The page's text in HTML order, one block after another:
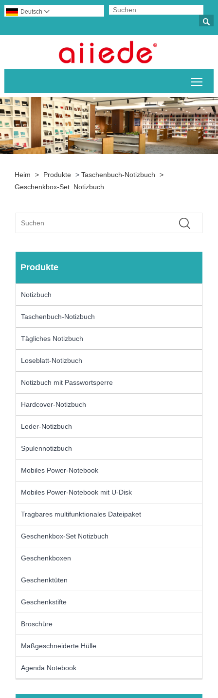

Deutsch 
Heim > Produkte >Taschenbuch-Notizbuch
>
Geschenkbox-Set. Notizbuch
Produkte
Notizbuch
Taschenbuch-Notizbuch
Tägliches Notizbuch
Loseblatt-Notizbuch
Notizbuch mit Passwortsperre
Hardcover-Notizbuch
Leder-Notizbuch
Spulennotizbuch
Mobiles Power-Notebook
Mobiles Power-Notebook mit U-Disk
Tragbares multifunktionales Dateipaket
Geschenkbox-Set Notizbuch
Geschenkboxen
Geschenktüten
Geschenkstifte
Broschüre
Maßgeschneiderte Hülle
Agenda Notebook